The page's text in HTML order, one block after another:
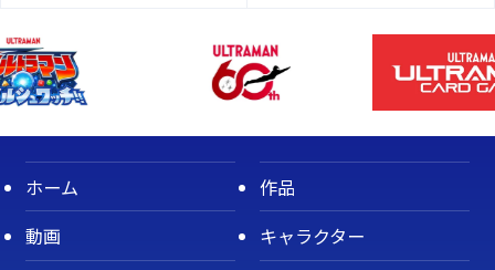
ホーム
作品
動画
キャラクター